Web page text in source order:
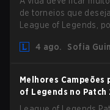
de torneios que
League of Legends,
removem várias
4 ago. Sofia
Melhores Campeões
of Legends no Patch